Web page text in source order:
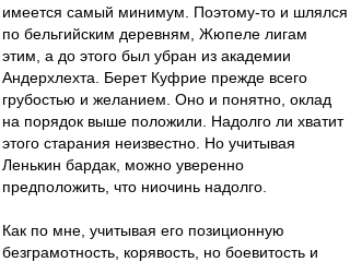
имеется самый минимум. Поэтому-то и шлялся
по бельгийским деревням, Жюпеле лигам
этим, а до этого был убран из академии
Андерхлехта. Берет Куфрие прежде всего
грубостью и желанием. Оно и понятно, оклад
на порядок выше положили. Надолго ли хватит
этого старания неизвестно. Но учитывая
Ленькин бардак, можно уверенно
предположить, что ниочинь надолго.
Как по мне, учитывая его позиционную
безграмотность, корявость, но боевитость и